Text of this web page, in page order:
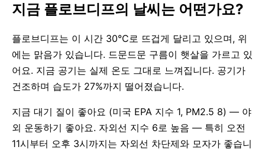
지금 플로브디프의 날씨는 어떤가요?
플로브디프는 이 시간 30°C로 뜨겁게 달리고 있으며, 위
에는 맑음가 있습니다. 드문드문 구름이 햇살을 가르고 있
어요. 지금 공기는 실제 온도 그대로 느껴집니다. 공기가
건조하며 습도가 27%까지 떨어졌습니다.
지금 대기 질이 좋아요 (미국 EPA 지수 1, PM2.5 8) — 야
외 운동하기 좋아요. 자외선 지수 6로 높음 — 특히 오전
11시부터 오후 3시까지는 자외선 차단제와 모자가 좋습니